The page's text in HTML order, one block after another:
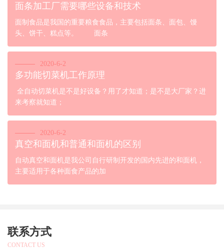
面条加工厂需要哪些设备和技术
面制食品是我国的重要粮食食品，主要包括面条、面包、馒
头、饼干、糕点等。 面条
2020-6-2
多功能切菜机工作原理
全自动切菜机是不是好设备？用了才知道；是不是大厂家？进
来考察就知道；
2020-6-2
真空和面机和普通和面机的区别
自动真空和面机是我公司自行研制开发的国内先进的和面机，
主要适用于各种面食产品的加
联系方式
CONTACT US